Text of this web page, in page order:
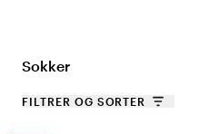
Sokker
FILTRER OG SORTER